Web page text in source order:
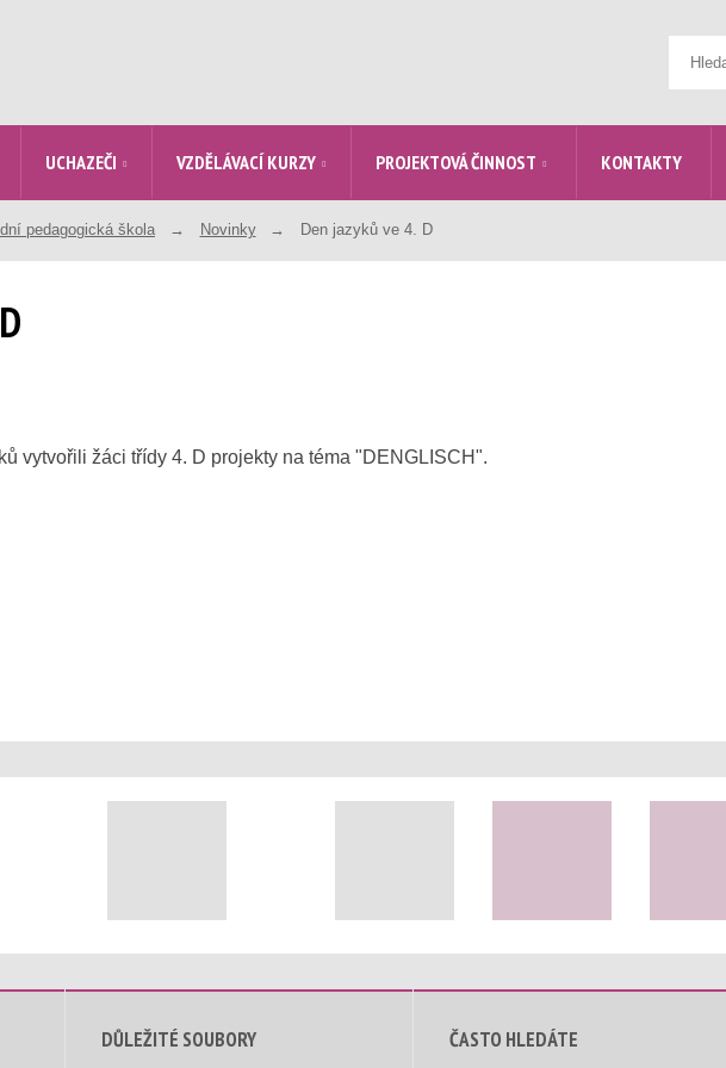
UCHAZEČI VZDĚLÁVACÍ KURZY PROJEKTOVÁ ČINNOST KONTAKTY
pedagogická škola Novinky Den jazyků ve 4. D
vytvořili žáci třídy 4. D projekty na téma "DENGLISCH".
DŮLEŽITÉ SOUBORY ČASTO HLEDÁTE